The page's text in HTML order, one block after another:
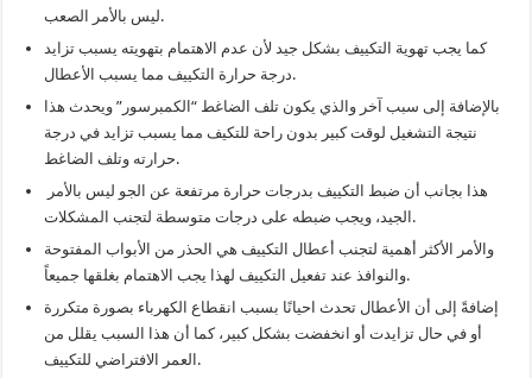
ليس بالأمر الصعب.
كما يجب تهوية التكييف بشكل جيد لأن عدم الاهتمام بتهويته يسبب تزايد
درجة حرارة التكييف مما يسبب الأعطال.
بالإضافة إلى سبب آخر والذي يكون تلف الضاغط “الكمبرسور” ويحدث هذا
نتيجة التشغيل لوقت كبير بدون راحة للتكيف مما يسبب تزايد في درجة
حرارته وتلف الضاغط.
الجيد، ويجب ضبطه على درجات متوسطة لتجنب المشكلات.
والأمر الأكثر أهمية لتجنب أعطال التكييف هي الحذر من الأبواب المفتوحة
والنوافذ عند تفعيل التكييف لهذا يجب الاهتمام بغلقها جميعاً.
إضافةً إلى أن الأعطال تحدث احيانًا بسبب انقطاع الكهرباء بصورة متكررة
أو في حال تزايدت أو انخفضت بشكل كبير، كما أن هذا السبب يقلل من
العمر الافتراضي للتكييف.